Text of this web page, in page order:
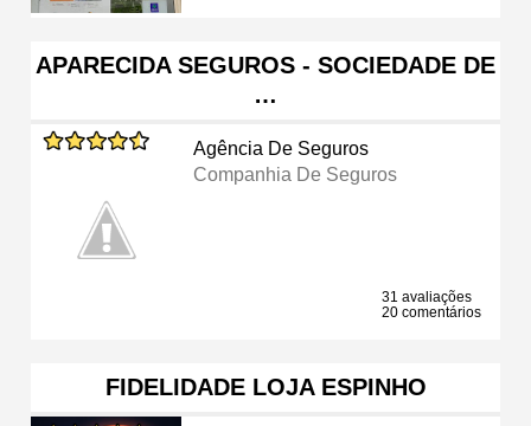
APARECIDA SEGUROS - SOCIEDADE DE
…
Agência De Seguros
Companhia De Seguros
31 avaliações
20 comentários
FIDELIDADE LOJA ESPINHO